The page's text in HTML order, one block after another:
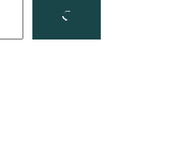
Facebook